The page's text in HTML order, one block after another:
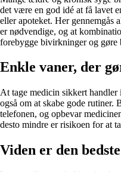
det være en god idé at få lavet
eller apoteket. Her gennemgås
er nødvendige, og at
forebygge bivirkninger og gøre
Enkle vaner, der
At tage medicin sikkert
også om at skabe gode rutiner.
telefonen, og opbevar
desto mindre er risikoen for at
Viden er den